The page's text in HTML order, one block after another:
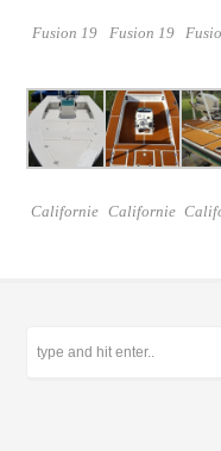
Fusion 19 Fusion 19
Californie Californie